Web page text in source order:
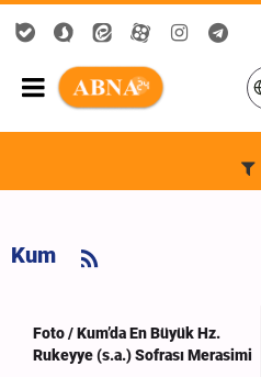
Kum
Foto / Kum’da En Büyük Hz.
Rukeyye (s.a.) Sofrası Merasimi